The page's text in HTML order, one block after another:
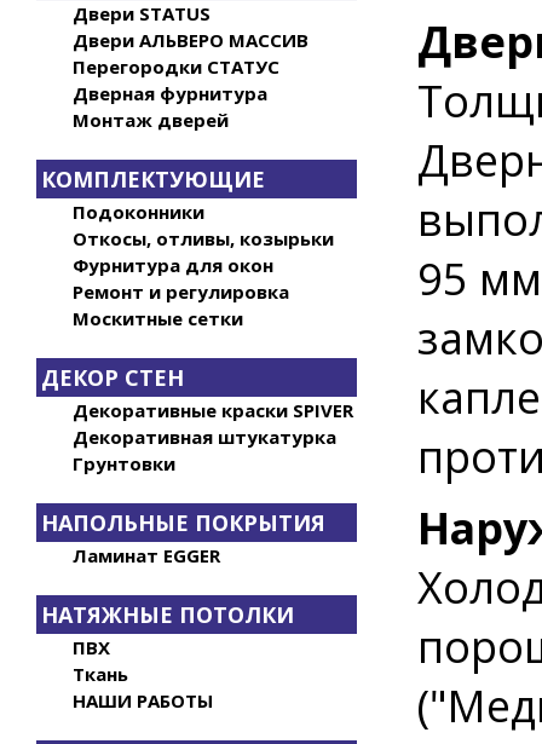
Двери STATUS
Двери АЛЬВЕРО МАССИВ
Перегородки СТАТУС
Дверная фурнитура
Монтаж дверей
КОМПЛЕКТУЮЩИЕ
Подоконники
Откосы, отливы, козырьки
Фурнитура для окон
Ремонт и регулировка
Москитные сетки
ДЕКОР СТЕН
Декоративные краски SPIVER
Декоративная штукатурка
Грунтовки
НАПОЛЬНЫЕ ПОКРЫТИЯ
Ламинат EGGER
НАТЯЖНЫЕ ПОТОЛКИ
ПВХ
Ткань
НАШИ РАБОТЫ
95